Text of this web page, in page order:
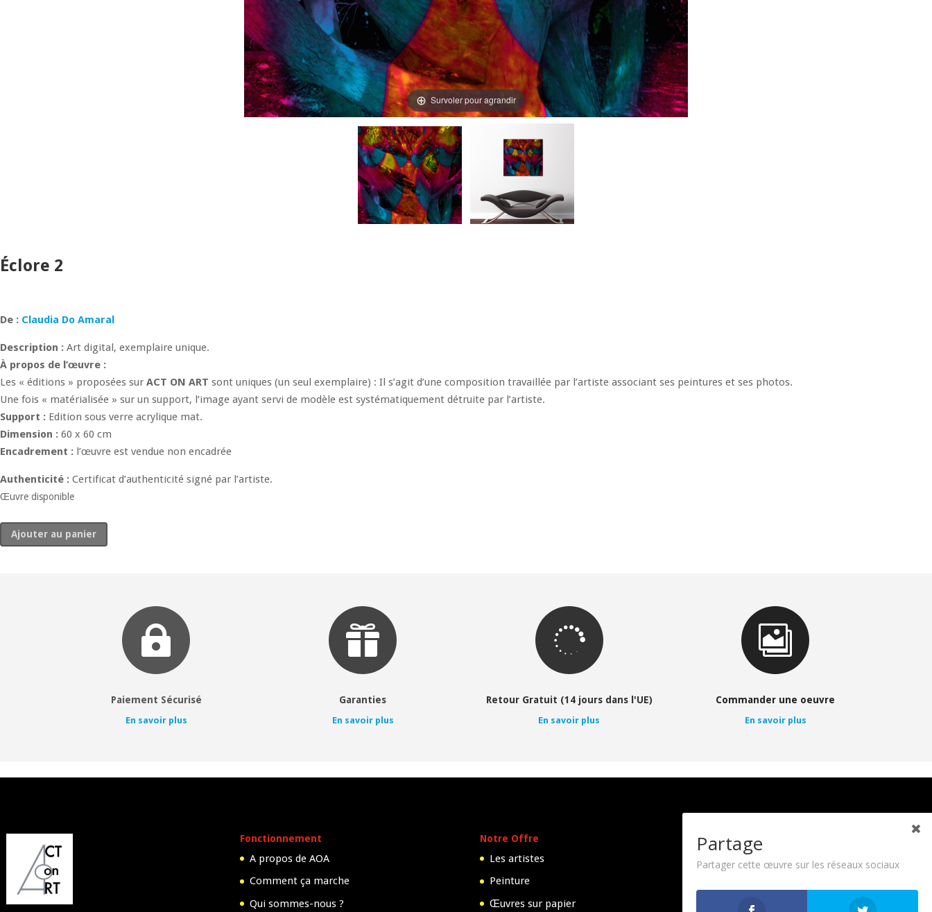
Survoler pour agrandir
Éclore 2
De : Claudia Do Amaral
Description : Art digital, exemplaire unique.
À propos de l’œuvre :
Les « éditions » proposées sur ACT ON ART sont uniques (un seul exemplaire) : Il s’agit d’une composition travaillée par l’artiste associant ses peintures et ses photos.
Une fois « matérialisée » sur un support, l’image ayant servi de modèle est systématiquement détruite par l’artiste.
Support : Edition sous verre acrylique mat.
Dimension : 60 x 60 cm
Encadrement : l’œuvre est vendue non encadrée
Authenticité : Certificat d’authenticité signé par l’artiste.
Œuvre disponible
quantité
de
Ajouter au panier

Paiement Sécurisé
En savoir plus

Garanties
En savoir plus

Retour Gratuit (14 jours dans l'UE)
En savoir plus

Commander une oeuvre
En savoir plus
Fonctionnement
A propos de AOA
Comment ça marche
Qui sommes-nous ?
Notre Offre
Les artistes
Peinture
Œuvres sur papier
Restez informé
Événements / Expos
Contactez-nous
Partage
Partager cette œuvre sur les réseaux sociaux